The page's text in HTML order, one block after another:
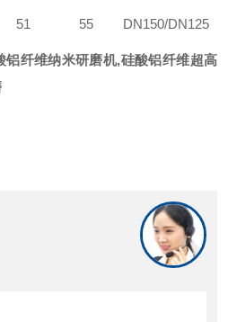
51 55 DN150/DN125
铝纤维纳米研磨机,硅酸铝纤维超高